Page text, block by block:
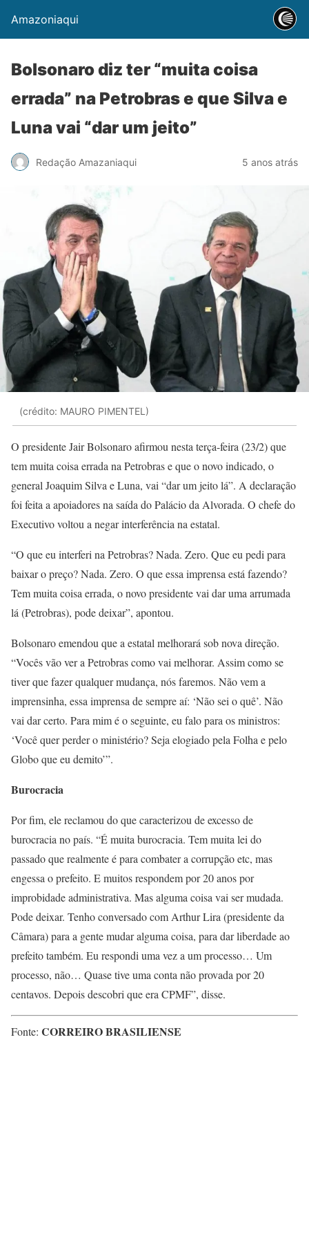
Amazoniaqui
Bolsonaro diz ter “muita coisa
errada” na Petrobras e que Silva e
Luna vai “dar um jeito”
Redação Amazaniaqui 5 anos atrás
(crédito: MAURO PIMENTEL)
O presidente Jair Bolsonaro afirmou nesta terça-feira (23/2) que
tem muita coisa errada na Petrobras e que o novo indicado, o
general Joaquim Silva e Luna, vai “dar um jeito lá”. A declaração
foi feita a apoiadores na saída do Palácio da Alvorada. O chefe do
Executivo voltou a negar interferência na estatal.
“O que eu interferi na Petrobras? Nada. Zero. Que eu pedi para
baixar o preço? Nada. Zero. O que essa imprensa está fazendo?
Tem muita coisa errada, o novo presidente vai dar uma arrumada
lá (Petrobras), pode deixar”, apontou.
Bolsonaro emendou que a estatal melhorará sob nova direção.
“Vocês vão ver a Petrobras como vai melhorar. Assim como se
tiver que fazer qualquer mudança, nós faremos. Não vem a
imprensinha, essa imprensa de sempre aí: ‘Não sei o quê’. Não
vai dar certo. Para mim é o seguinte, eu falo para os ministros:
‘Você quer perder o ministério? Seja elogiado pela Folha e pelo
Globo que eu demito’”.
Burocracia
Por fim, ele reclamou do que caracterizou de excesso de
burocracia no país. “É muita burocracia. Tem muita lei do
passado que realmente é para combater a corrupção etc, mas
engessa o prefeito. E muitos respondem por 20 anos por
improbidade administrativa. Mas alguma coisa vai ser mudada.
Pode deixar. Tenho conversado com Arthur Lira (presidente da
Câmara) para a gente mudar alguma coisa, para dar liberdade ao
prefeito também. Eu respondi uma vez a um processo… Um
processo, não… Quase tive uma conta não provada por 20
centavos. Depois descobri que era CPMF”, disse.
Fonte: CORREIRO BRASILIENSE